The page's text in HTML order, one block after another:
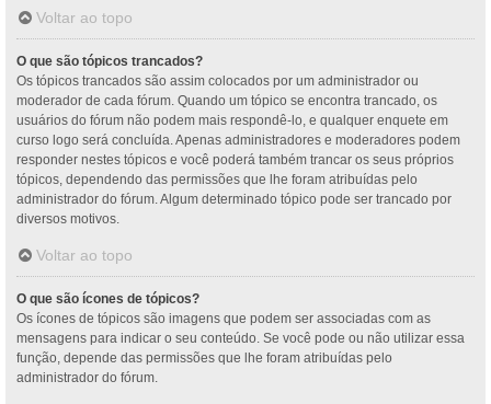
Voltar ao topo
O que são tópicos trancados?
Os tópicos trancados são assim colocados por um administrador ou
moderador de cada fórum. Quando um tópico se encontra trancado, os
usuários do fórum não podem mais respondê-lo, e qualquer enquete em
curso logo será concluída. Apenas administradores e moderadores podem
responder nestes tópicos e você poderá também trancar os seus próprios
tópicos, dependendo das permissões que lhe foram atribuídas pelo
administrador do fórum. Algum determinado tópico pode ser trancado por
diversos motivos.
Voltar ao topo
O que são ícones de tópicos?
Os ícones de tópicos são imagens que podem ser associadas com as
mensagens para indicar o seu conteúdo. Se você pode ou não utilizar essa
função, depende das permissões que lhe foram atribuídas pelo
administrador do fórum.